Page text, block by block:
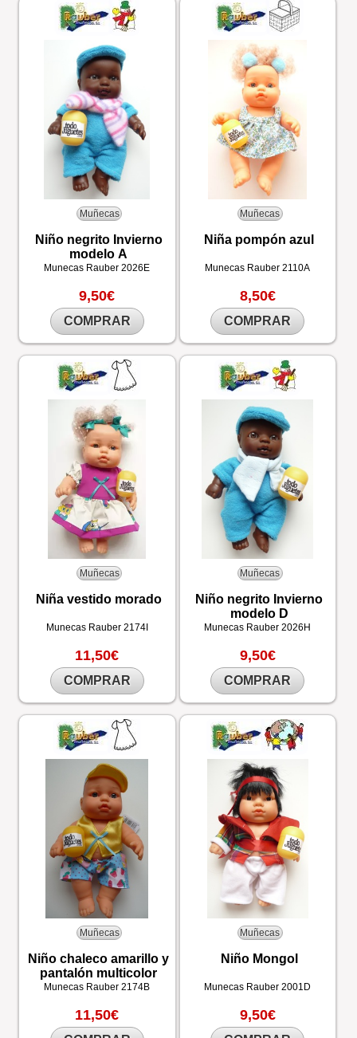
Muñecas
Niño negrito Invierno
modelo A
Munecas Rauber2026E
9,50€
COMPRAR
Muñecas
Niña pompón azul
Munecas Rauber2110A
8,50€
COMPRAR
Muñecas
Niña vestido morado
Munecas Rauber 2174I
11,50€
COMPRAR
Muñecas
Niño negrito Invierno
modelo D
Munecas Rauber2026H
9,50€
COMPRAR
Muñecas
Niño chaleco amarillo y
pantalón multicolor
Munecas Rauber2174B
11,50€
Muñecas
Niño Mongol
Munecas Rauber2001D
9,50€